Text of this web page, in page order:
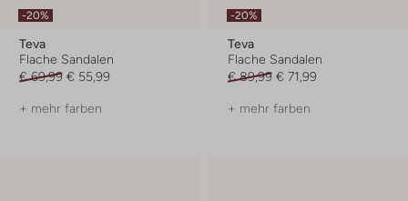
-20%
Teva
Flache Sandalen
€ 69,99 € 55,99
+ mehr farben
-20%
Teva
Flache Sandalen
€ 89,99 € 71,99
+ mehr farben